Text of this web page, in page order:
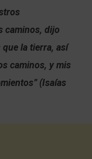
caminos, dijo
la tierra, así
caminos, y mis
(Isaías